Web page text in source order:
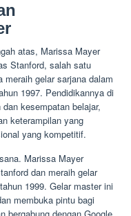
atas, Marissa Mayer
Stanford, salah satu
gelar sarjana dalam
1997. Pendidikannya di
kesempatan belajar,
keterampilan yang
yang kompetitif.
Marissa Mayer
dan meraih gelar
1999. Gelar master ini
membuka pintu bagi